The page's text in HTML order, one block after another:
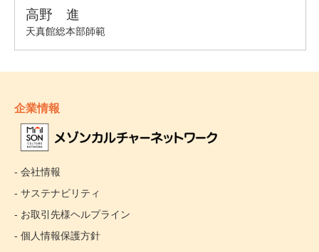
企業情報
- 会社情報
- サステナビリティ
- お取引先様ヘルプライン
- 個人情報保護方針